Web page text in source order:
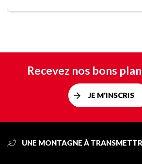
Recevez nos bons
JE M'INSCRIS
UNE MONTAGNE À